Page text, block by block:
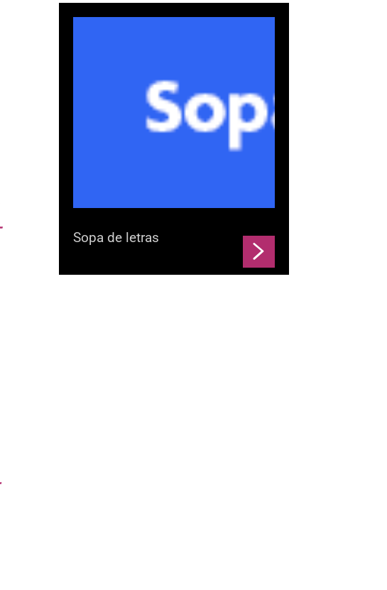
Sopa de letras